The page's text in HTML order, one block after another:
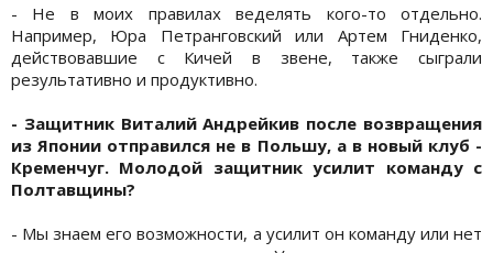
- Не в моих правилах веделять кого-то отдельно.
Например, Юра Петранговский или Артем Гниденко,
действовавшие с Кичей в звене, также сыграли
результативно и продуктивно.
- Защитник Виталий Андрейкив после возвращения
из Японии отправился не в Польшу, а в новый клуб -
Кременчуг. Молодой защитник усилит команду с
Полтавщины?
- Мы знаем его возможности, а усилит он команду или нет